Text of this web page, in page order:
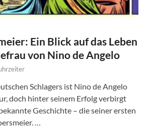
Ein Blick auf das Leben
von Nino de Angelo
Schlagers ist Nino de Angelo
doch hinter seinem Erfolg verbirgt
Geschichte – die seiner ersten
…